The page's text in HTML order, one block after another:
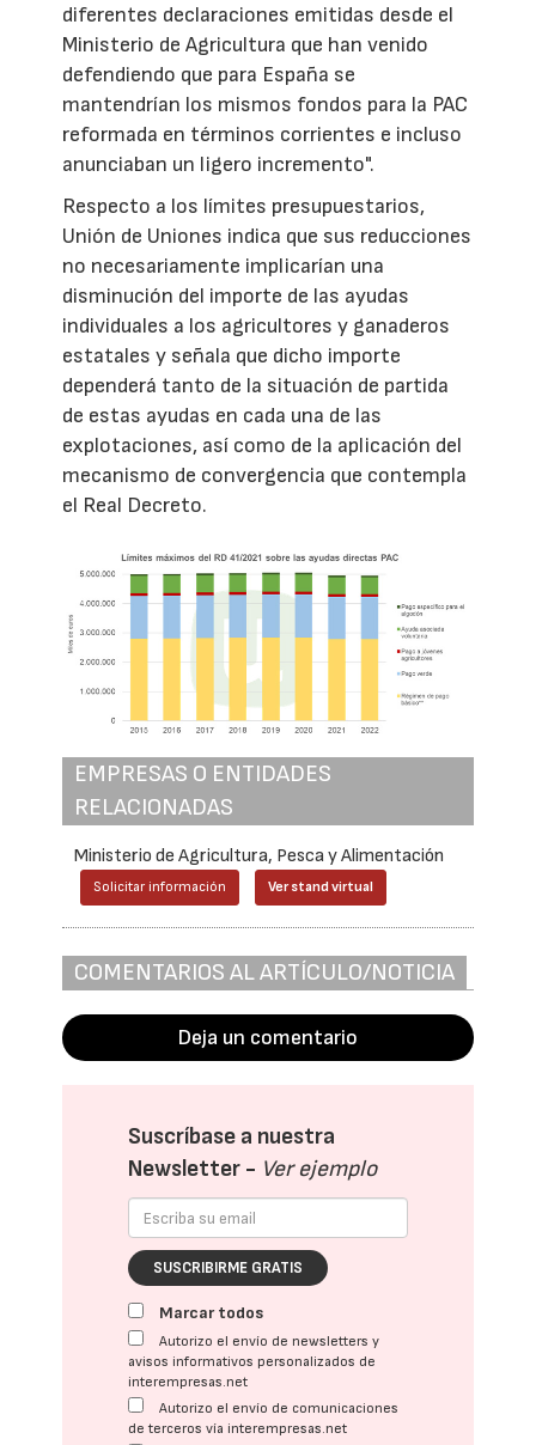
diferentes declaraciones emitidas desde el
Ministerio de Agricultura que han venido
defendiendo que para España se
mantendrían los mismos fondos para la PAC
reformada en términos corrientes e incluso
anunciaban un ligero incremento".
Respecto a los límites presupuestarios,
Unión de Uniones indica que sus reducciones
no necesariamente implicarían una
disminución del importe de las ayudas
individuales a los agricultores y ganaderos
estatales y señala que dicho importe
dependerá tanto de la situación de partida
de estas ayudas en cada una de las
explotaciones, así como de la aplicación del
mecanismo de convergencia que contempla
el Real Decreto.
EMPRESAS O ENTIDADES
RELACIONADAS
Ministerio de Agricultura, Pesca y Alimentación
Solicitar información Ver stand virtual
COMENTARIOS AL ARTÍCULO/NOTICIA
Deja un comentario
Suscríbase a nuestra
Newsletter - Ver ejemplo
SUSCRIBIRME GRATIS
Marcar todos
Autorizo el envío de newsletters y
avisos informativos personalizados de
interempresas.net
Autorizo el envío de comunicaciones
de terceros vía interempresas.net